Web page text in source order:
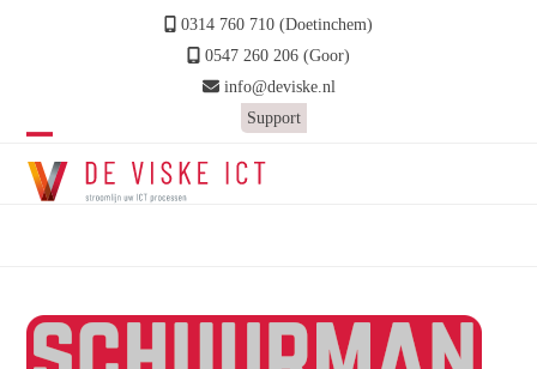
0314 760 710 (Doetinchem)
0547 260 206 (Goor)
info@deviske.nl
Support
Open
mobile
Close
mobile